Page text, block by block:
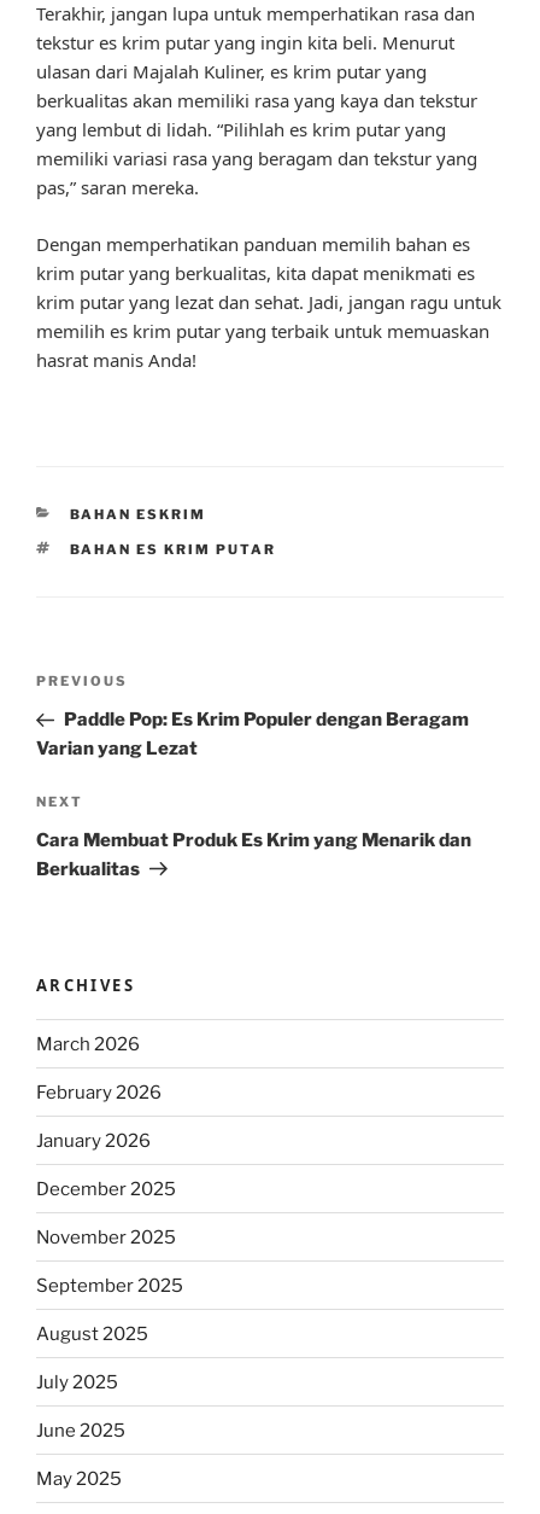
Terakhir, jangan lupa untuk memperhatikan rasa dan
tekstur es krim putar yang ingin kita beli. Menurut
ulasan dari Majalah Kuliner, es krim putar yang
berkualitas akan memiliki rasa yang kaya dan tekstur
yang lembut di lidah. “Pilihlah es krim putar yang
memiliki variasi rasa yang beragam dan tekstur yang
pas,” saran mereka.
Dengan memperhatikan panduan memilih bahan es
krim putar yang berkualitas, kita dapat menikmati es
krim putar yang lezat dan sehat. Jadi, jangan ragu untuk
memilih es krim putar yang terbaik untuk memuaskan
hasrat manis Anda!
CATEGORIES
BAHAN ESKRIM
TAGS
BAHAN ES KRIM PUTAR
Previous
Post
PREVIOUS
Paddle Pop: Es Krim Populer dengan Beragam
Varian yang Lezat
Next
Post
NEXT
Cara Membuat Produk Es Krim yang Menarik dan
Berkualitas
ARCHIVES
March 2026
February 2026
January 2026
December 2025
November 2025
September 2025
August 2025
July 2025
June 2025
May 2025